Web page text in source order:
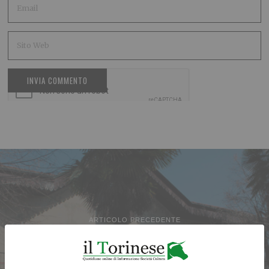
ARTICOLO PRECEDENTE
Agliè, cultura e teatro